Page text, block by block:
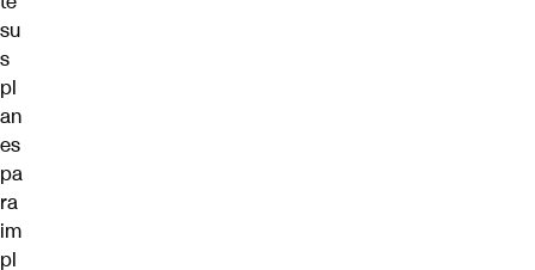
su
s
pl
an
es
pa
ra
im
pl